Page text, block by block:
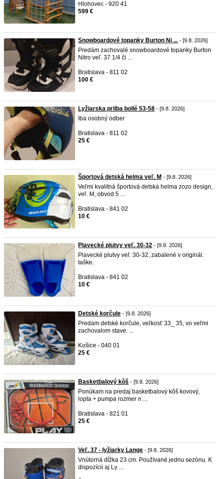
Hlohovec - 920 41
599 €
Snowboardové topanky Burton Ni ... - [9.8. 2026]
Predám zachovalé snowboardové topanky Burton
Nitro veľ. 37 1/4 či ...
Bratislava - 811 02
100 €
Lyžiarska prilba bollé 53-58 - [9.8. 2026]
Iba osobný odber
Bratislava - 811 02
25 €
Športová detská helma veľ. M - [9.8. 2026]
Veľmi kvalitná športová detská helma zozo design,
veľ. M, obvod 5 ...
Bratislava - 841 02
10 €
Plavecké plutvy veľ. 30-32 - [9.8. 2026]
Plavecké plutvy veľ. 30-32, zabalené v originál.
taške.
Bratislava - 841 02
10 €
Detské korčule - [9.8. 2026]
Predam detské korčule, veľkosť 33_ 35, vo veľmi
zachovalom stave. ...
Košice - 040 01
25 €
Basketbalový kôš - [9.8. 2026]
Ponúkam na predaj basketbalový kôš kovový,
lopta + pumpa rozmer n ...
Bratislava - 821 01
25 €
Veľ. 37 - lyžiarky Lange - [9.8. 2026]
Vnútorná dĺžka 23 cm. Používané jednu sezónu. K
dispozícii aj Ly ...